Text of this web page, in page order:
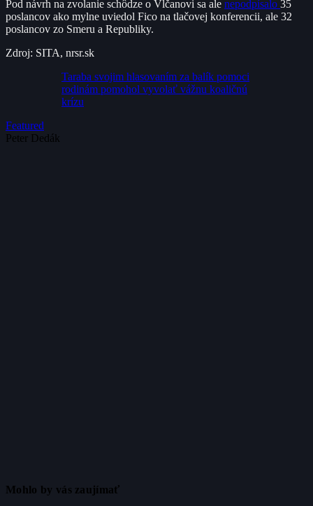
Pod návrh na zvolanie schôdze o Vlčanovi sa ale nepodpísalo 35
poslancov ako mylne uviedol Fico na tlačovej konferencii, ale 32
poslancov zo Smeru a Republiky.
Zdroj: SITA, nrsr.sk
Taraba svojim hlasovaním za balík pomoci
rodinám pomohol vyvolať vážnu koaličnú
krízu
Featured
Peter Dedák
Mohlo by vás zaujímať